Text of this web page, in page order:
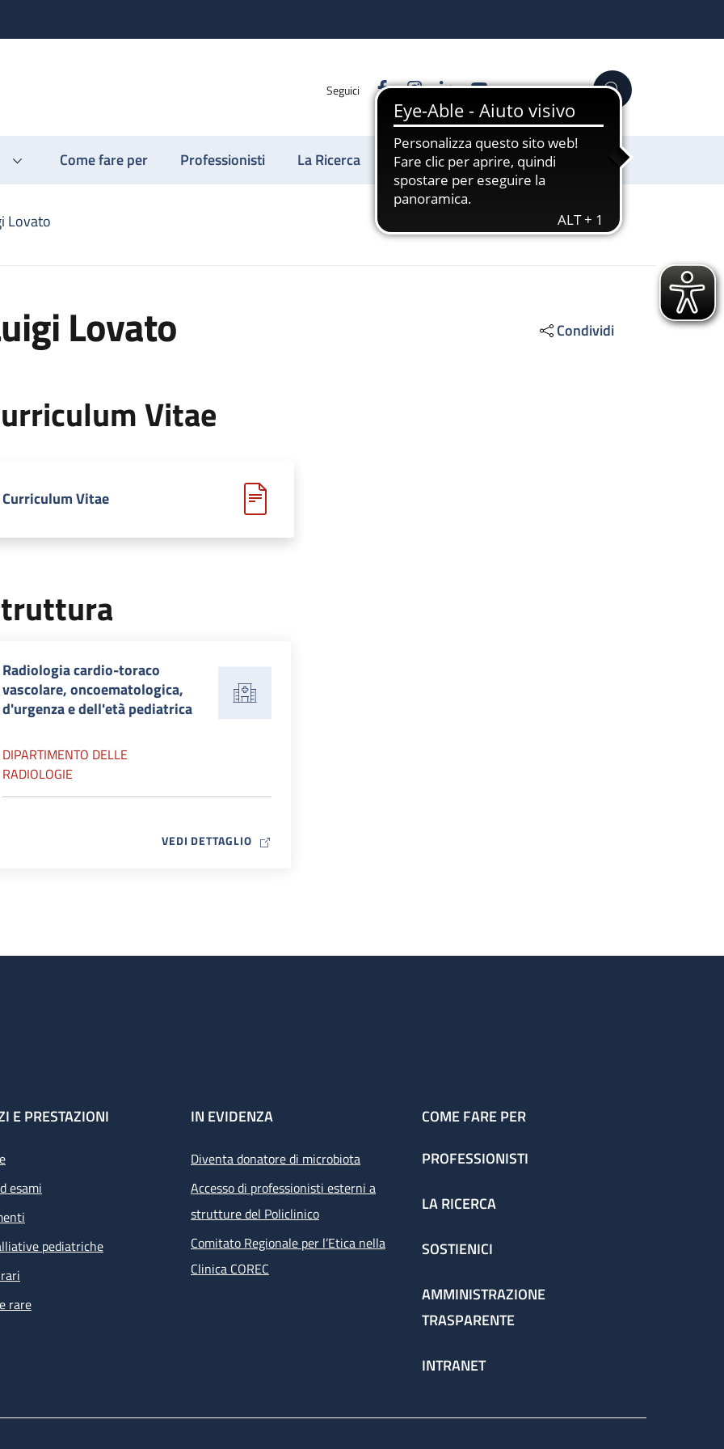
Seguici FacebookInstagram
LinkedinYouTube Cerca
Come fare per Professionisti La Ricerca Sostienici
Lovato
Lovato Condividi
Vitae
Curriculum Vitae
Radiologia cardio-toraco
vascolare, oncoematologica,
d'urgenza e dell'età pediatrica
DIPARTIMENTO DELLE
RADIOLOGIE
VEDI DETTAGLIOMAP ICON
E PRESTAZIONI
esami
pediatriche
rare
IN EVIDENZA
Diventa donatore di microbiota
Accesso di professionisti esterni a
strutture del Policlinico
Comitato Regionale per l’Etica nella
Clinica COREC
COME FARE PER
PROFESSIONISTI
LA RICERCA
SOSTIENICI
AMMINISTRAZIONE
TRASPARENTE
INTRANET